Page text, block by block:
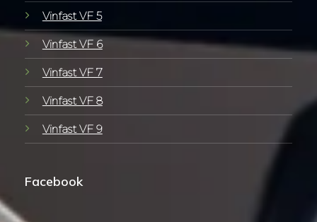
Vinfast VF 5
Vinfast VF 6
Vinfast VF 7
Vinfast VF 8
Vinfast VF 9
Facebook